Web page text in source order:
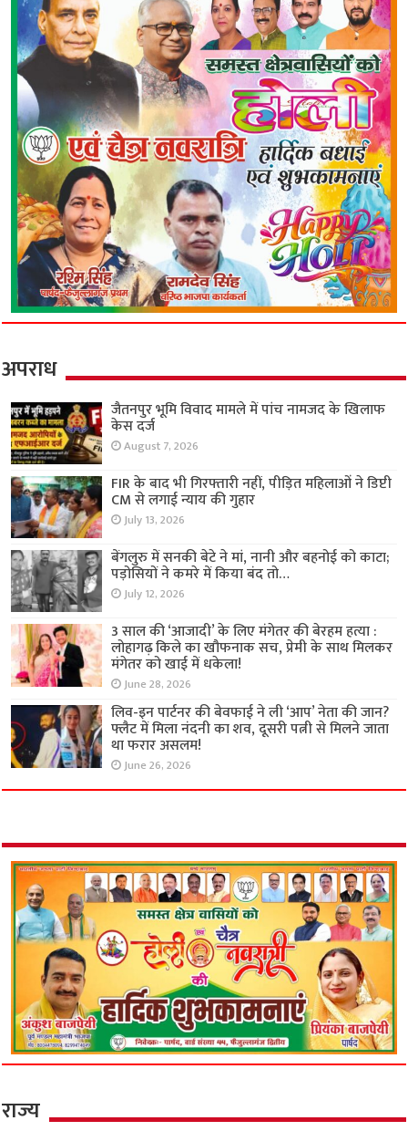
अपराध
जैतनपुर भूमि विवाद मामले में पांच नामजद के खिलाफ
केस दर्ज
August 7, 2026
FIR के बाद भी गिरफ्तारी नहीं, पीड़ित महिलाओं ने डिप्टी
CM से लगाई न्याय की गुहार
July 13, 2026
बेंगलुरु में सनकी बेटे ने मां, नानी और बहनोई को काटा;
पड़ोसियों ने कमरे में किया बंद तो…
July 12, 2026
3 साल की ‘आजादी’ के लिए मंगेतर की बेरहम हत्या :
लोहागढ़ किले का खौफनाक सच, प्रेमी के साथ मिलकर
मंगेतर को खाई में धकेला!
June 28, 2026
लिव-इन पार्टनर की बेवफाई ने ली ‘आप’ नेता की जान?
फ्लैट में मिला नंदनी का शव, दूसरी पत्नी से मिलने जाता
था फरार असलम!
June 26, 2026
राज्य